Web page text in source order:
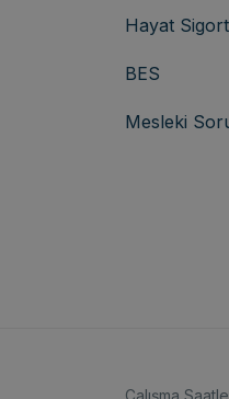
Hayat
BES
Mesleki
Çalışma